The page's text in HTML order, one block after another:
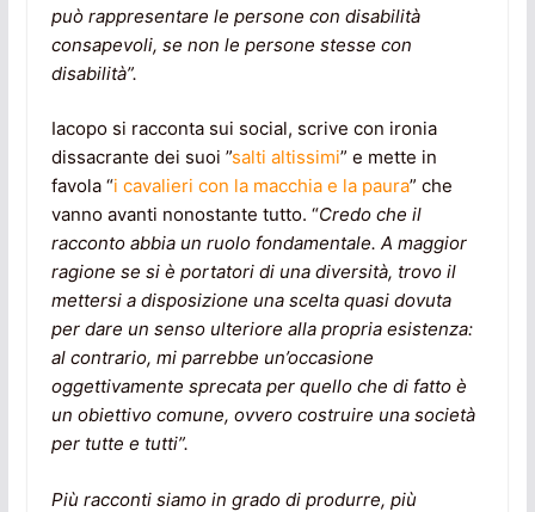
può rappresentare le persone con disabilità
consapevoli, se non le persone stesse con
disabilità”.
Iacopo si racconta sui social, scrive con ironia
dissacrante dei suoi ”salti altissimi” e mette in
favola “i cavalieri con la macchia e la paura” che
vanno avanti nonostante tutto. “Credo che il
racconto abbia un ruolo fondamentale. A maggior
ragione se si è portatori di una diversità, trovo il
mettersi a disposizione una scelta quasi dovuta
per dare un senso ulteriore alla propria esistenza:
al contrario, mi parrebbe un’occasione
oggettivamente sprecata per quello che di fatto è
un obiettivo comune, ovvero costruire una società
per tutte e tutti”.
Più racconti siamo in grado di produrre, più